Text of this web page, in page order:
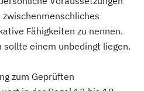
Fähigkeiten zu nennen.
sollte einem unbedingt liegen.
zum Geprüften